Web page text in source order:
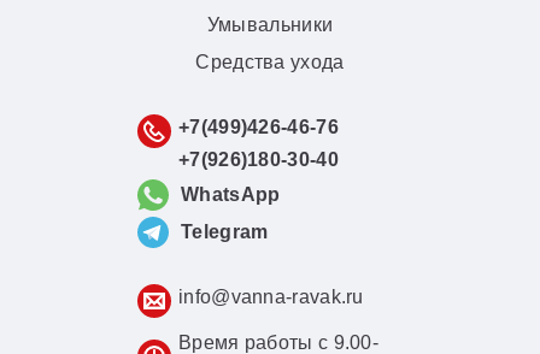
Умывальники
Средства ухода
+7(499)426-46-76
+7(926)180-30-40
WhatsApp
Telegram
info@vanna-ravak.ru
Время работы с 9.00-